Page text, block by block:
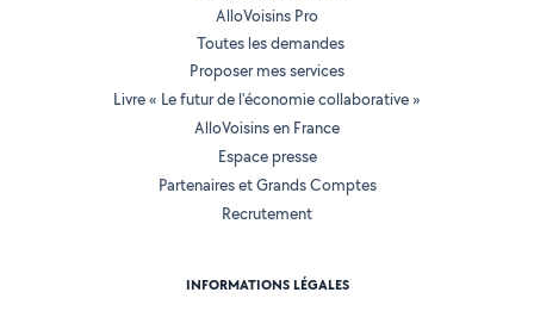
AlloVoisins Pro
Toutes les demandes
Proposer mes services
Livre « Le futur de l'économie collaborative »
AlloVoisins en France
Espace presse
Partenaires et Grands Comptes
Recrutement
INFORMATIONS LÉGALES